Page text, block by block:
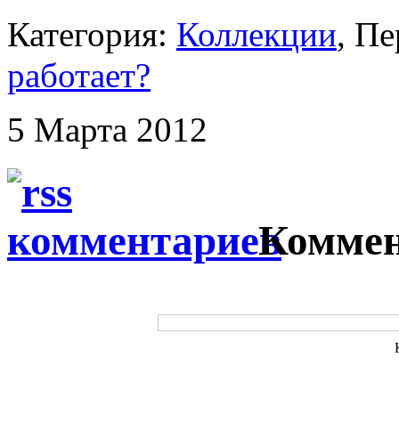
Категория: Коллекции ,
работает?
5 Марта 2012